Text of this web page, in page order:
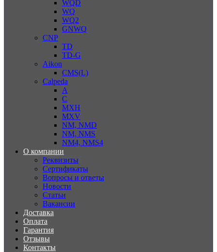
WQD
WQ
WQ2
GNWQ
CNP
TD
TD-G
Aikon
CMS(L)
Calpeda
A
C
MXH
MXV
NM, NMD
NM, NMS
NM4, NMS4
О компании
Реквизиты
Сертификаты
Вопросы и ответы
Новости
Статьи
Вакансии
Доставка
Оплата
Гарантия
Отзывы
Контакты